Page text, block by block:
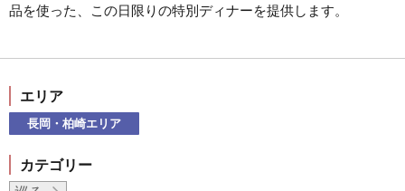
品を使った、この日限りの特別ディナーを提供します。
エリア
長岡・柏崎エリア
カテゴリー